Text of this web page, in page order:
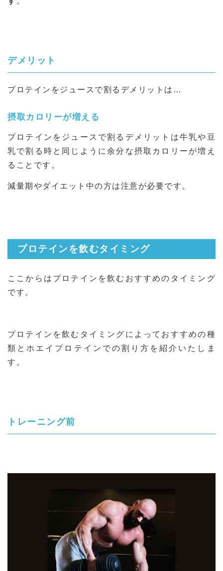
デメリット
プロテインをジュースで割るデメリットは…
摂取カロリーが増える
プロテインをジュースで割るデメリットは牛乳や豆
乳で割る時と同じように余分な摂取カロリーが増え
ることです。
減量期やダイエット中の方は注意が必要です。
プロテインを飲むタイミング
ここからはプロテインを飲むおすすめのタイミング
です。
プロテインを飲むタイミングによっておすすめの種
類とホエイプロテインでの割り方を紹介いたしま
す。
トレーニング前